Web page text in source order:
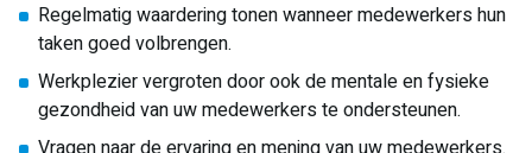
Regelmatig waardering tonen wanneer medewerkers hun
taken goed volbrengen.
Werkplezier vergroten door ook de mentale en fysieke
gezondheid van uw medewerkers te ondersteunen.